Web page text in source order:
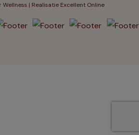
| Realisatie Excellent Online